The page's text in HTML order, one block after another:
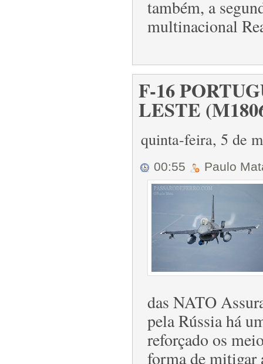
também, a
multinacional
F-16
LESTE
quinta-feira, 5 de
00:55 Paulo
das NATO
pela Rússia há
reforçado os
forma de mitigar